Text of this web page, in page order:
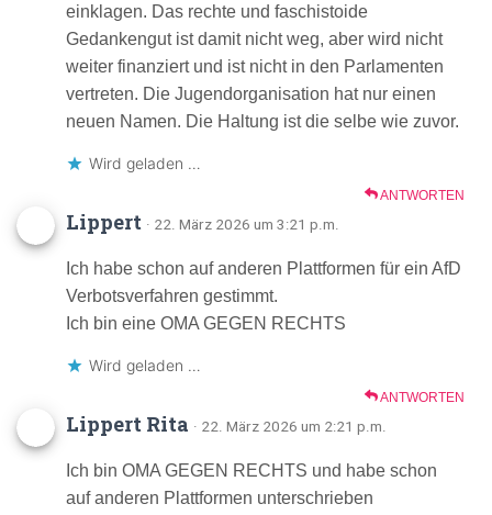
einklagen. Das rechte und faschistoide
Gedankengut ist damit nicht weg, aber wird nicht
weiter finanziert und ist nicht in den Parlamenten
vertreten. Die Jugendorganisation hat nur einen
neuen Namen. Die Haltung ist die selbe wie zuvor.
Wird geladen …
ANTWORTEN
Lippert · 22. März 2026 um 3:21 p.m.
Ich habe schon auf anderen Plattformen für ein AfD
Verbotsverfahren gestimmt.
Ich bin eine OMA GEGEN RECHTS
Wird geladen …
ANTWORTEN
Lippert Rita · 22. März 2026 um 2:21 p.m.
Ich bin OMA GEGEN RECHTS und habe schon
auf anderen Plattformen unterschrieben